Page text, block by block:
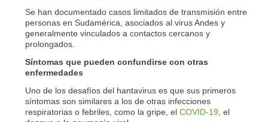
Se han documentado casos limitados de transmisión entre
personas en Sudamérica, asociados al virus Andes y
generalmente vinculados a contactos cercanos y
prolongados.
Síntomas que pueden confundirse con otras
enfermedades
Uno de los desafíos del hantavirus es que sus primeros
síntomas son similares a los de otras infecciones
respiratorias o febriles, como la gripe, el COVID-19, el